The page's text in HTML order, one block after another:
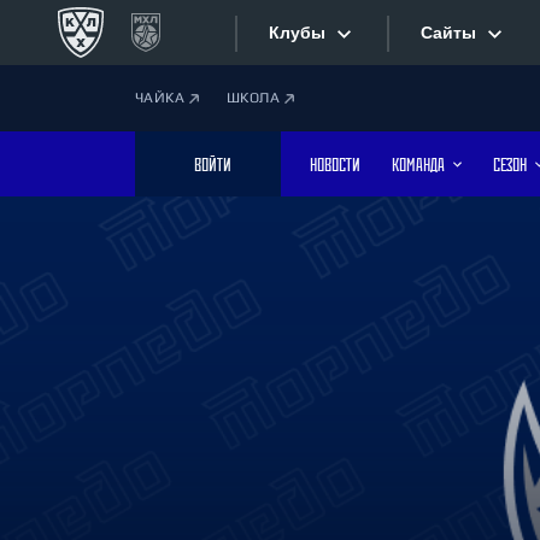
Клубы
Дивизион Боброва
Лада
Сайты
Фотобанк
ЧАЙКА ШКОЛА
ВОЙТИ НОВОСТИ КОМАНДА СЕЗОН